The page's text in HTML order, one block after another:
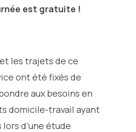
est gratuite !
les trajets de ce
ont été fixés de
aux besoins en
domicile-travail ayant
d’une étude